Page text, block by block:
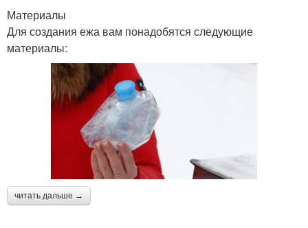
Материалы
Для создания ежа вам понадобятся следующие
материалы:
читать дальше →